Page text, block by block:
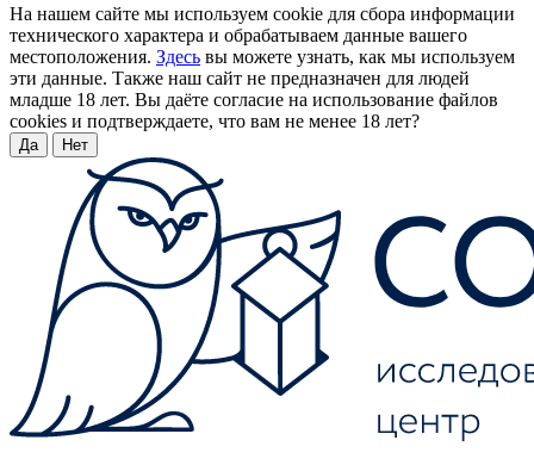
На нашем сайте мы используем cookie для сбора информации
технического характера и обрабатываем данные вашего
местоположения. Здесь вы можете узнать, как мы используем
эти данные. Также наш сайт не предназначен для людей
младше 18 лет. Вы даёте согласие на использование файлов
cookies и подтверждаете, что вам не менее 18 лет?
Да Нет